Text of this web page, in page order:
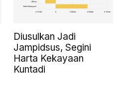
Diusulkan Jadi
Jampidsus, Segini
Harta Kekayaan
Kuntadi